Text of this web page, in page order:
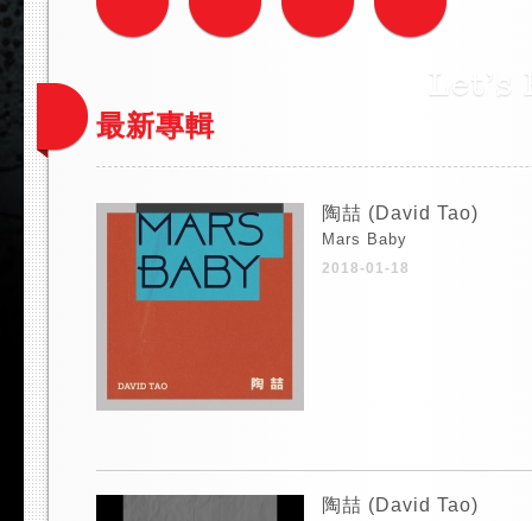
最新專輯
陶喆 (David Tao)
Mars Baby
2018-01-18
陶喆 (David Tao)